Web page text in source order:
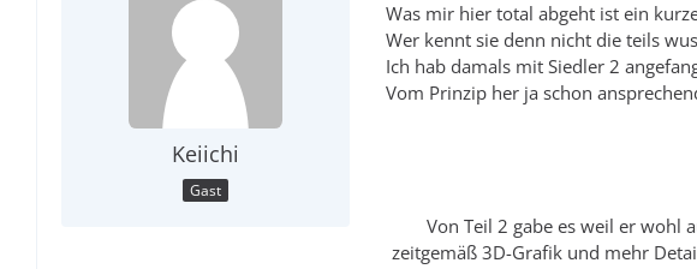
Keiichi
Gast
Was mir hier total abgeht ist ein
Wer kennt sie denn nicht die teils
Ich hab damals mit Siedler 2
Vom Prinzip her ja schon
Von Teil 2 gabe es weil er wohl
zeitgemäß 3D-Grafik und mehr